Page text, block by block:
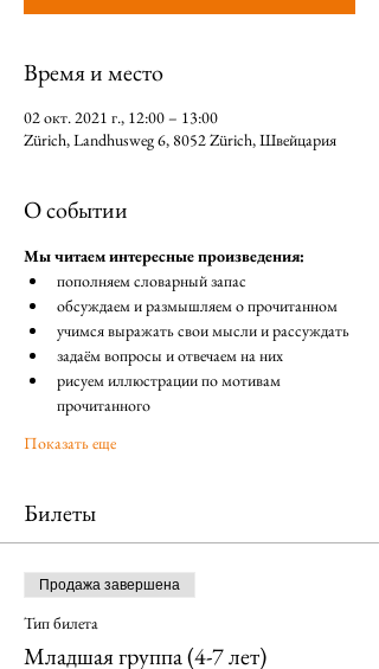
Время и место
02 окт. 2021 г., 12:00 – 13:00
Zürich, Landhusweg 6, 8052 Zürich, Швейцария
О событии
Мы читаем интересные произведения:
пополняем словарный запас
обсуждаем и размышляем о прочитанном
учимся выражать свои мысли и рассуждать
задаём вопросы и отвечаем на них
рисуем иллюстрации по мотивам
прочитанного
Показать еще
Билеты
Продажа завершена
Тип билета
Младшая группа (4-7 лет)